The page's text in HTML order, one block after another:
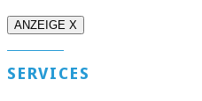
ANZEIGE X
SERVICES